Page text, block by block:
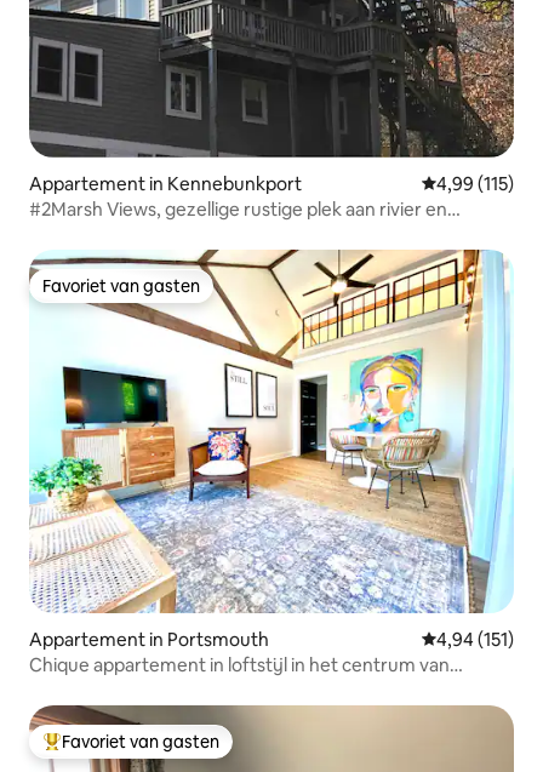
Appartement in Kennebunkport Gemiddelde
4,99 (115)
#2Marsh Views, gezellige rustige plek aan rivier en
Favoriet van gasten
Favoriet van gasten
Appartement in Portsmouth Gemiddelde
4,94 (151)
Chique appartement in loftstijl in het centrum van
Topfavoriet van gasten
Favoriet van gasten